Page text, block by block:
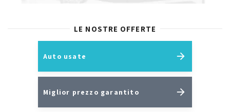
LE NOSTRE OFFERTE
Auto usate
Miglior prezzo garantito